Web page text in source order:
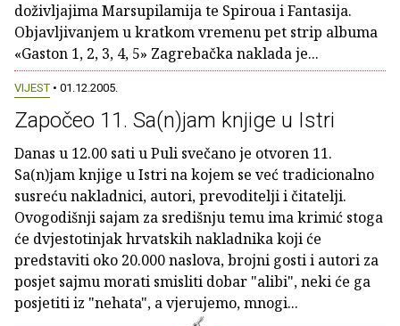
doživljajima Marsupilamija te Spiroua i Fantasija.
Objavljivanjem u kratkom vremenu pet strip albuma
«Gaston 1, 2, 3, 4, 5» Zagrebačka naklada je...
VIJEST • 01.12.2005.
Započeo 11. Sa(n)jam knjige u Istri
Danas u 12.00 sati u Puli svečano je otvoren 11.
Sa(n)jam knjige u Istri na kojem se već tradicionalno
susreću nakladnici, autori, prevoditelji i čitatelji.
Ovogodišnji sajam za središnju temu ima krimić stoga
će dvjestotinjak hrvatskih nakladnika koji će
predstaviti oko 20.000 naslova, brojni gosti i autori za
posjet sajmu morati smisliti dobar "alibi", neki će ga
posjetiti iz "nehata", a vjerujemo, mnogi...